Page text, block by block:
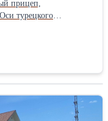
турецкого
30 куб.м. г/п 19